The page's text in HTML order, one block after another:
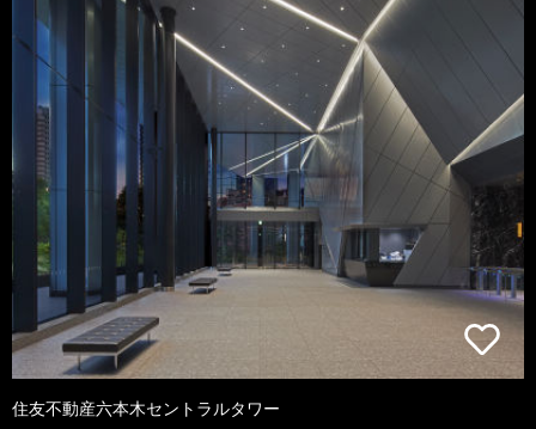
住友不動産六本木セントラルタワー